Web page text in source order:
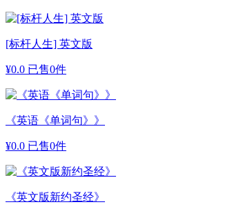
[标杆人生] 英文版
¥0.0 已售0件
《英语《单词句》》
¥0.0 已售0件
《英文版新约圣经》